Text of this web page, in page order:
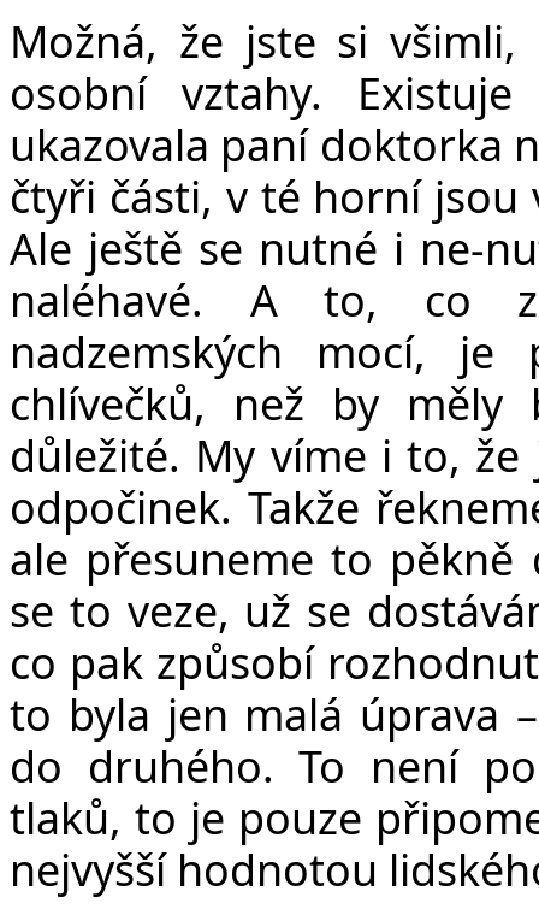
Možná, že jste si
osobní vztahy.
ukazovala paní doktorka
čtyři části, v té horní
Ale ještě se nutné i ne-
naléhavé. A to, co
nadzemských mocí,
chlívečků, než by
důležité. My víme i to,
odpočinek. Takže
ale přesuneme to pěkně
se to veze, už se
co pak způsobí
to byla jen malá úprava
do druhého. To není
tlaků, to je pouze
nejvyšší hodnotou